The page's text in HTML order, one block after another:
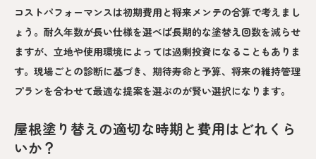
コストパフォーマンスは初期費用と将来メンテの合算で考えまし
ょう。耐久年数が長い仕様を選べば長期的な塗替え回数を減らせ
ますが、立地や使用環境によっては過剰投資になることもありま
す。現場ごとの診断に基づき、期待寿命と予算、将来の維持管理
プランを合わせて最適な提案を選ぶのが賢い選択になります。
屋根塗り替えの適切な時期と費用はどれくら
いか？